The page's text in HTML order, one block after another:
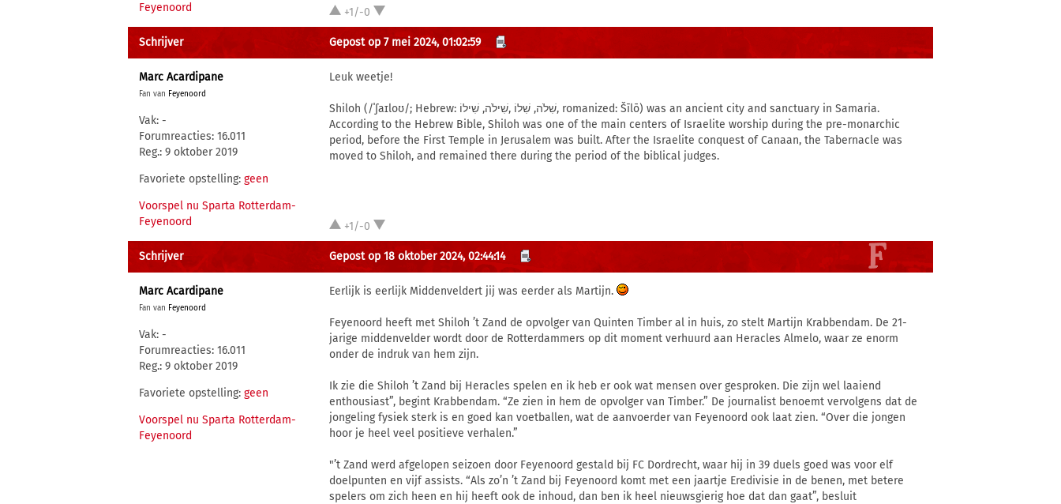
Feyenoord
+1/-0
Schrijver Gepost op 7 mei 2024, 01:02:59
Marc Acardipane
Fan van Feyenoord
Vak: -
Forumreacties: 16.011
Reg.: 9 oktober 2019
Favoriete opstelling: geen
Voorspel nu Sparta Rotterdam-
Feyenoord
Leuk weetje!
Shiloh (/ˈʃaɪloʊ/; Hebrew: שִׁלֹה, שִׁלוֹ ,שִׁילֹה, שִׁילוֹ, romanized: Šīlō) was an ancient city and sanctuary in Samaria.
According to the Hebrew Bible, Shiloh was one of the main centers of Israelite worship during the pre-monarchic
period, before the First Temple in Jerusalem was built. After the Israelite conquest of Canaan, the Tabernacle was
moved to Shiloh, and remained there during the period of the biblical judges.
+1/-0
Schrijver Gepost op 18 oktober 2024, 02:44:14
Marc Acardipane
Fan van Feyenoord
Vak: -
Forumreacties: 16.011
Reg.: 9 oktober 2019
Favoriete opstelling: geen
Voorspel nu Sparta Rotterdam-
Feyenoord
Eerlijk is eerlijk Middenveldert jij was eerder als Martijn.
Feyenoord heeft met Shiloh ’t Zand de opvolger van Quinten Timber al in huis, zo stelt Martijn Krabbendam. De 21-
jarige middenvelder wordt door de Rotterdammers op dit moment verhuurd aan Heracles Almelo, waar ze enorm
onder de indruk van hem zijn.
Ik zie die Shiloh ’t Zand bij Heracles spelen en ik heb er ook wat mensen over gesproken. Die zijn wel laaiend
enthousiast”, begint Krabbendam. “Ze zien in hem de opvolger van Timber.” De journalist benoemt vervolgens dat de
jongeling fysiek sterk is en goed kan voetballen, wat de aanvoerder van Feyenoord ook laat zien. “Over die jongen
hoor je heel veel positieve verhalen.”
"’t Zand werd afgelopen seizoen door Feyenoord gestald bij FC Dordrecht, waar hij in 39 duels goed was voor elf
doelpunten en vijf assists. “Als zo’n ’t Zand bij Feyenoord komt met een jaartje Eredivisie in de benen, met betere
spelers om zich heen en hij heeft ook de inhoud, dan ben ik heel nieuwsgierig hoe dat dan gaat”, besluit